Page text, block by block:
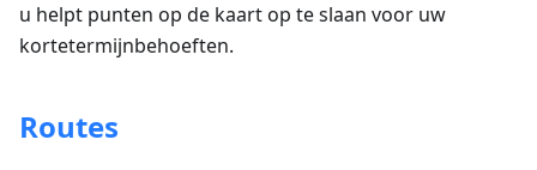
u helpt punten op de kaart op te slaan voor uw
kortetermijnbehoeften.
Routes